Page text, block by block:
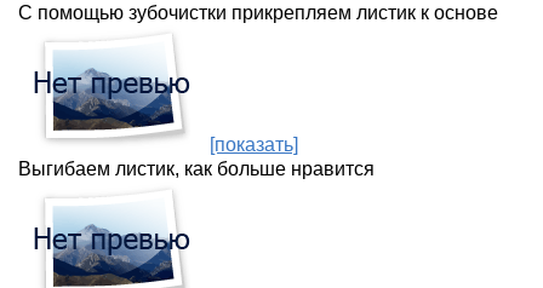
С помощью зубочистки прикрепляем листик к основе
[показать]
Выгибаем листик, как больше нравится